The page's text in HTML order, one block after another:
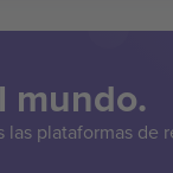
mundo.
plataformas de